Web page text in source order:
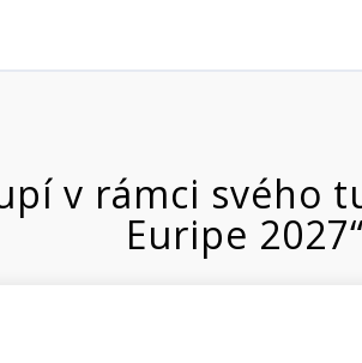
v rámci svého
Euripe